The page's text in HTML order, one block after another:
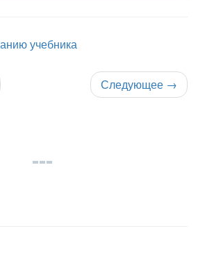
учебника
Следующее →